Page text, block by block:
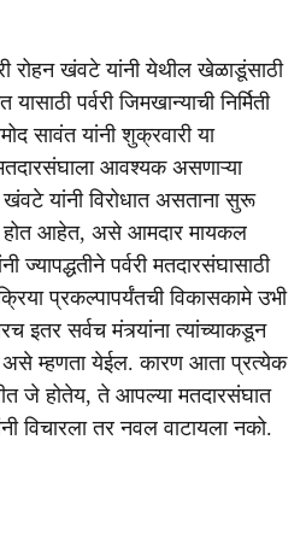
रोहन खंवटे यांनी येथील खेळाडूंसाठी
पर्वरी जिमखान्याची निर्मिती
सावंत यांनी शुक्रवारी या
आवश्यक असणाऱ्या
खंवटे यांनी विरोधात असताना सुरू
होत आहेत, असे आमदार मायकल
ज्यापद्धतीने पर्वरी मतदारसंघासाठी
प्रकल्पापर्यंतची विकासकामे उभी
इतर सर्वच मंत्र्यांना त्यांच्याकडून
म्हणता येईल. कारण आता प्रत्येक
जे होतेय, ते आपल्या मतदारसंघात
विचारला तर नवल वाटायला नको.